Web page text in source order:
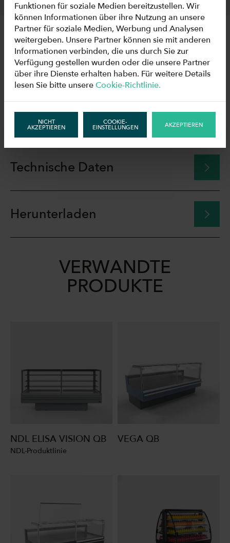
TECHNISCHE
INFORMATIONEN
Zeichnungen
Technische Daten
Herunterladen
VERWANDTE
PRODUKTE
NDL ELISA VISION QB
NDL-Produktlinie
VEGA QB
Funktionen für soziale Medien bereitzustellen. Wir
können Informationen über ihre Nutzung an unsere
Partner für soziale Medien, Werbung und Analysen
weitergeben. Unsere Partner können sie mit anderen
Informationen verbinden, die uns durch Sie zur
Verfügung gestellen wurden oder die unsere Partner
über ihre Dienste erhalten haben. Für weitere Details
lesen Sie bitte unsereCookie-Richtlinie.
NICHT
AKZEPTIEREN
COOKIE-
EINSTELLUNGEN AKZEPTIEREN